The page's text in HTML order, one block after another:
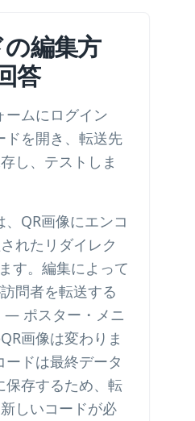
編集方
答
ームにログイン
ドを開き、転送先
し、テストしま
QR画像にエンコ
れたリダイレク
す。編集によって
問者を転送する
— ポスター・メニ
画像は変わりま
ードは最終データ
保存するため、転
しいコードが必